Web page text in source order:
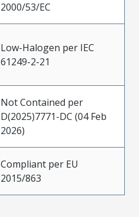
2000/53/EC
Low-Halogen per IEC
61249-2-21
Not Contained per
D(2025)7771-DC (04 Feb
2026)
Compliant per EU
2015/863